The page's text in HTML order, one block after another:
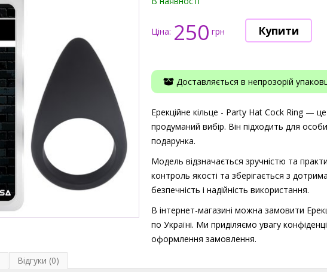
Ціна: 250 грн
Доставляється в непрозорій
Ерекційне кільце - Party Hat Cock Ring —
продуманий вибір. Він підходить для
подарунка.
Модель відзначається зручністю та
контроль якості та зберігається з
безпечність і надійність використання.
В інтернет-магазині можна замовити
по Україні. Ми приділяємо увагу
оформлення замовлення.
Відгуки (0)